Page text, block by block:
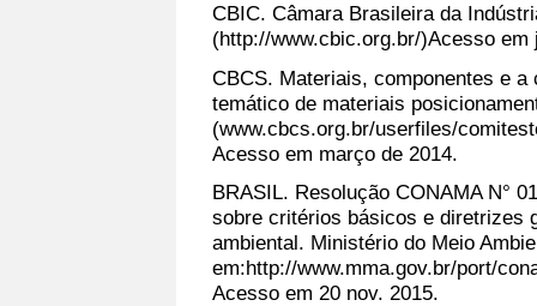
CBIC. Câmara Brasileira da
(http://www.cbic.org.br/)Acesso em
CBCS. Materiais, componentes e
temático de materiais
(www.cbcs.org.br/userfiles/
Acesso em março de 2014.
BRASIL. Resolução CONAMA N°
sobre critérios básicos e diretrizes
ambiental. Ministério do Meio
em:http://www.mma.gov.br/port/
Acesso em 20 nov. 2015.